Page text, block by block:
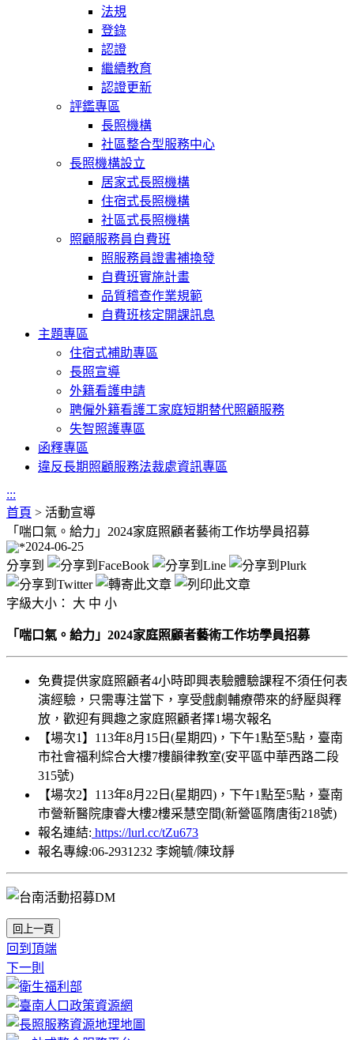
法規
登錄
認證
繼續教育
認證更新
評鑑專區
長照機構
社區整合型服務中心
長照機構設立
居家式長照機構
住宿式長照機構
社區式長照機構
照顧服務員自費班
照服務員證書補換發
自費班實施計畫
品質稽查作業規範
自費班核定開課訊息
主題專區
住宿式補助專區
長照宣導
外籍看護申請
聘僱外籍看護工家庭短期替代照顧服務
失智照護專區
函釋專區
違反長期照顧服務法裁處資訊專區
:::
首頁 > 活動宣導
「喘口氣。給力」2024家庭照顧者藝術工作坊學員招募
2024-06-25
分享到
字級大小： 大 中 小
「喘口氣。給力」2024家庭照顧者藝術工作坊學員招募
免費提供家庭照顧者4小時即興表驗體驗課程不須任何表
演經驗，只需專注當下，享受戲劇輔療帶來的紓壓與釋
放，歡迎有興趣之家庭照顧者擇1場次報名
【場次1】113年8月15日(星期四)，下午1點至5點，臺南
市社會福利綜合大樓7樓韻律教室(安平區中華西路二段
315號)
【場次2】113年8月22日(星期四)，下午1點至5點，臺南
市營新醫院康睿大樓2樓采慧空間(新營區隋唐街218號)
報名連結: https://lurl.cc/tZu673
報名專線:06-2931232 李婉毓/陳玟靜
回上一頁
回到頂端
下一則